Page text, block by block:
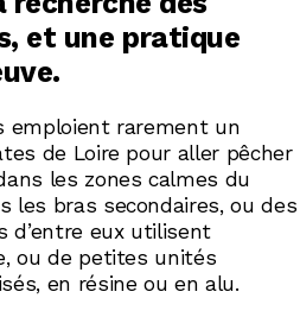
et une pratique
emploient rarement un
de Loire pour aller pêcher
les zones calmes du
les bras secondaires, ou des
d’entre eux utilisent
ou de petites unités
en résine ou en alu.